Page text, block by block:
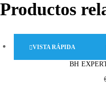
Productos
VISTA RÁPIDA
BH